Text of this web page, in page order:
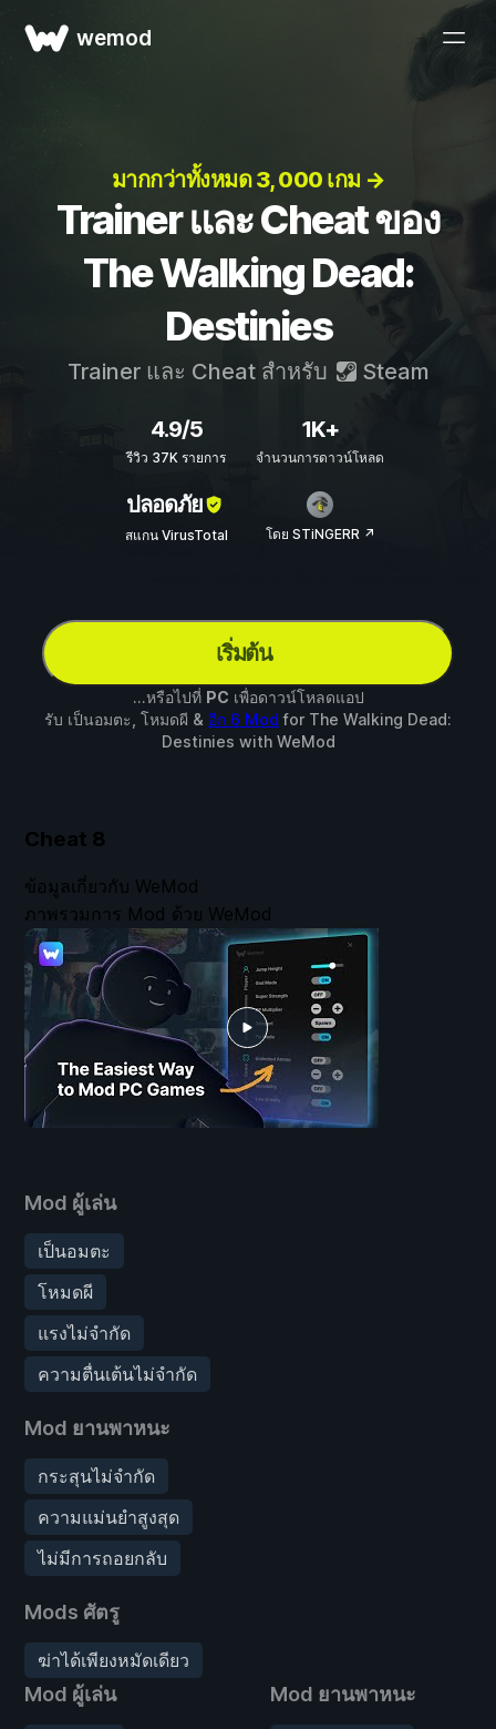
wemod
มากกว่าทั้งหมด 3, 000 เกม →
Trainer และ Cheat ของ
The Walking Dead:
Destinies
Trainer และ Cheat สำหรับ Steam
4.9/5
รีวิว 37K รายการ
1K+
จำนวนการดาวน์โหลด
ปลอดภัย
สแกน VirusTotal โดย STiNGERR ↗
เริ่มต้น
...หรือไปที่ PC เพื่อดาวน์โหลดแอป
รับ เป็นอมตะ, โหมดผี & อีก 6 Mod for The Walking Dead:
Destinies with WeMod
Cheat 8
Mod ผู้เล่น
เป็นอมตะ
โหมดผี
แรงไม่จำกัด
ความตื่นเต้นไม่จำกัด
Mod ยานพาหนะ
กระสุนไม่จำกัด
ความแม่นยำสูงสุด
ไม่มีการถอยกลับ
Mods ศัตรู
ฆ่าได้เพียงหมัดเดียว
Mod ผู้เล่น Mod ยานพาหนะ
ข้อมูลเกี่ยวกับ WeMod
ภาพรวมการ Mod ด้วย WeMod